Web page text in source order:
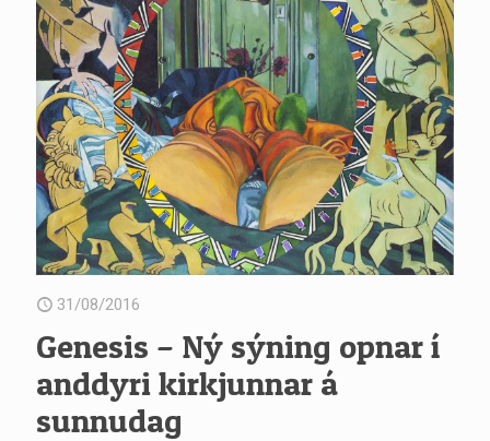
31/08/2016
Genesis – Ný sýning opnar í
anddyri kirkjunnar á
sunnudag